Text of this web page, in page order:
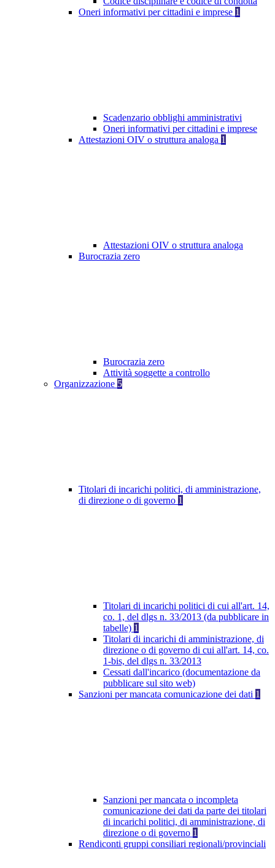
Oneri informativi per cittadini e imprese 1
Scadenzario obblighi amministrativi
Oneri informativi per cittadini e imprese
Attestazioni OIV o struttura analoga 1
Attestazioni OIV o struttura analoga
Burocrazia zero
Burocrazia zero
Attività soggette a controllo
Organizzazione 5
Titolari di incarichi politici, di amministrazione,
di direzione o di governo 1
Titolari di incarichi politici di cui all'art. 14,
co. 1, del dlgs n. 33/2013 (da pubblicare in
tabelle) 1
Titolari di incarichi di amministrazione, di
direzione o di governo di cui all'art. 14, co.
1-bis, del dlgs n. 33/2013
Cessati dall'incarico (documentazione da
pubblicare sul sito web)
Sanzioni per mancata comunicazione dei dati 1
Sanzioni per mancata o incompleta
comunicazione dei dati da parte dei titolari
di incarichi politici, di amministrazione, di
direzione o di governo 1
Rendiconti gruppi consiliari regionali/provinciali